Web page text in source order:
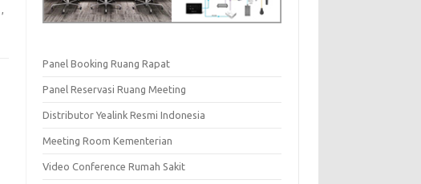
,
Panel Booking Ruang Rapat
Panel Reservasi Ruang Meeting
Distributor Yealink Resmi Indonesia
Meeting Room Kementerian
Video Conference Rumah Sakit